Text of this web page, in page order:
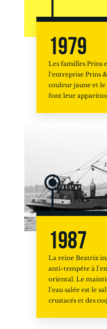
1979
Les familles Prins
l'entreprise Prins
couleur jaune et
font leur
1987
La reine Beatrix
anti-tempête à
oriental. Le
l'eau salée est le
crustacés et des